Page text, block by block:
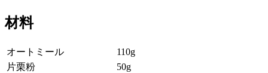
材料
オートミール
110g
片栗粉
50g